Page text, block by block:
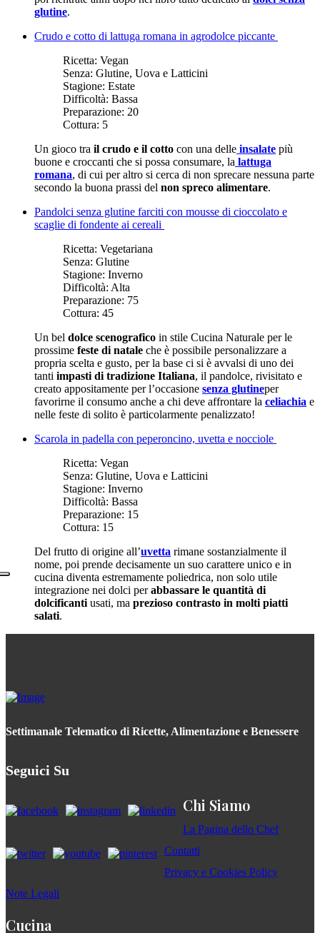
glutine.
Crudo e cotto di lattuga romana in agrodolce piccante
Ricetta: Vegan
Senza: Glutine, Uova e Latticini
Stagione: Estate
Difficoltà: Bassa
Preparazione: 20
Cottura: 5
Un gioco tra il crudo e il cotto con una delle insalate più
buone e croccanti che si possa consumare, la lattuga
romana, di cui per altro si cerca di non sprecare nessuna parte
secondo la buona prassi del non spreco alimentare.
Pandolci senza glutine farciti con mousse di cioccolato e
scaglie di fondente ai cereali
Ricetta: Vegetariana
Senza: Glutine
Stagione: Inverno
Difficoltà: Alta
Preparazione: 75
Cottura: 45
Un bel dolce scenografico in stile Cucina Naturale per le
prossime feste di natale che è possibile personalizzare a
propria scelta e gusto, per la base ci si è avvalsi di uno dei
tanti impasti di tradizione Italiana, il pandolce, rivisitato e
creato appositamente per l’occasione senza glutineper
favorirne il consumo anche a chi deve affrontare la celiachia e
nelle feste di solito è particolarmente penalizzato!
Scarola in padella con peperoncino, uvetta e nocciole
Ricetta: Vegan
Senza: Glutine, Uova e Latticini
Stagione: Inverno
Difficoltà: Bassa
Preparazione: 15
Cottura: 15
Del frutto di origine all’uvetta rimane sostanzialmente il
nome, poi prende decisamente un suo carattere unico e in
cucina diventa estremamente poliedrica, non solo utile
integrazione nei dolci perabbassare le quantità di
dolcificanti usati, ma prezioso contrasto in molti piatti
salati.
Settimanale Telematico di Ricette, Alimentazione e Benessere
Seguici Su
Chi Siamo
La Pagina dello Chef
Contatti
Privacy e Cookies Policy
Note Legali
Cucina